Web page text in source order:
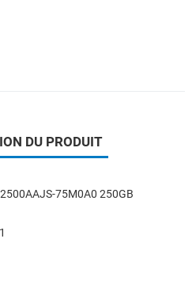
DU PRODUIT
75M0A0 250GB